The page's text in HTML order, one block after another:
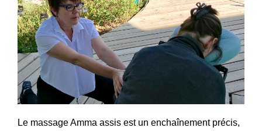
Le massage Amma assis est un enchaînement précis,